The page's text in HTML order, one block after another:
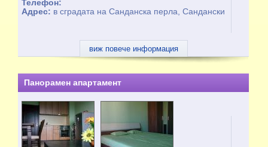
Телефон:
Адрес: в сградата на Санданска перла, Сандански
виж повече информация
Панорамен апартамент